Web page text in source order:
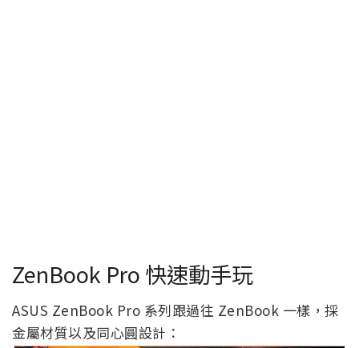
ZenBook Pro 快速動手玩
ASUS ZenBook Pro 系列跟過往 ZenBook 一樣，採
金屬材質以及同心圓設計：